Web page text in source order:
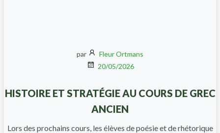
par
Fleur Ortmans
20/05/2026
HISTOIRE ET STRATÉGIE AU COURS DE GREC
ANCIEN
Lors des prochains cours, les élèves de poésie et de rhétorique